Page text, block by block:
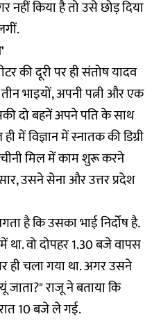
नहीं किया है तो उसे छोड़ दिया
की दूरी पर ही संतोष यादव
भाइयों, अपनी पत्नी और एक
दो बहनें अपने पति के साथ
में विज्ञान में स्नातक की डिग्री
मिल में काम शुरू करने
उसने सेना और उत्तर प्रदेश
है कि उसका भाई निर्दोष है.
था. वो दोपहर 1.30 बजे वापस
चला गया था. अगर उसने
जाता?" राजू ने बताया कि
10 बजे ले गई.